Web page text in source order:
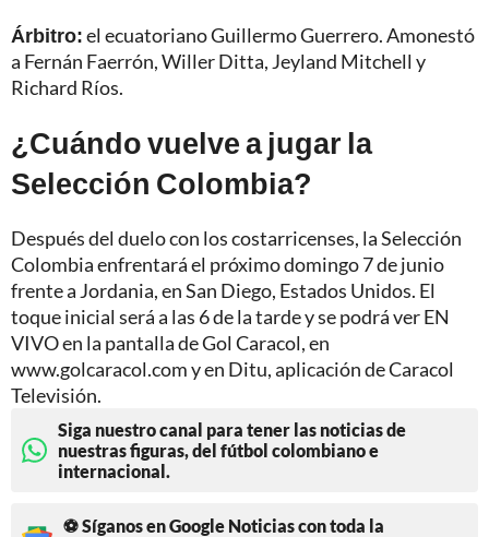
Árbitro:el ecuatoriano Guillermo Guerrero. Amonestó
a Fernán Faerrón, Willer Ditta, Jeyland Mitchell y
Richard Ríos.
¿Cuándo vuelve a jugar la
Selección Colombia?
Después del duelo con los costarricenses, la Selección
Colombia enfrentará el próximo domingo 7 de junio
frente a Jordania, en San Diego, Estados Unidos. El
toque inicial será a las 6 de la tarde y se podrá ver EN
VIVO en la pantalla de Gol Caracol, en
www.golcaracol.com y en Ditu, aplicación de Caracol
Televisión.
Siga nuestro canal para tener las noticias de
nuestras figuras, del fútbol colombiano e
internacional.
⚽ Síganos en Google Noticias con toda la